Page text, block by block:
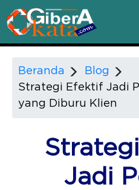
Beranda
Blog
Strategi Efektif Jadi
yang Diburu Klien
Jadi